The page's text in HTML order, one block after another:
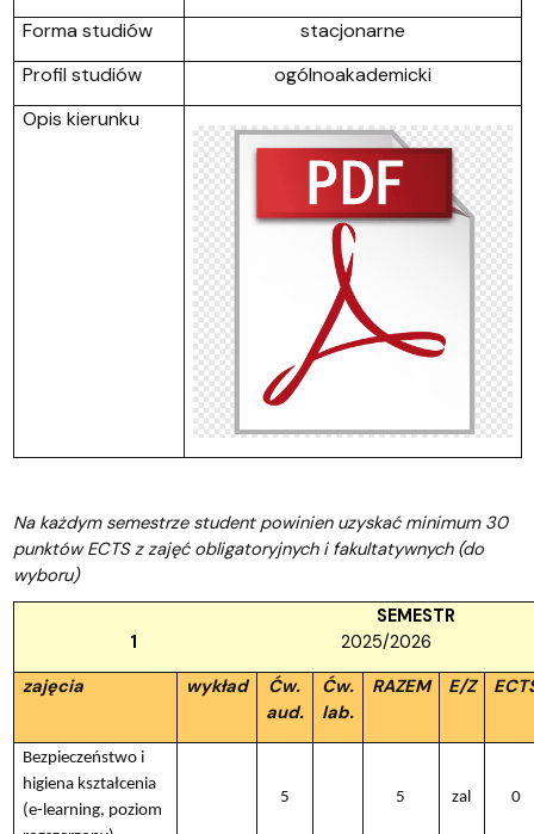
Forma studiów
stacjonarne
Profil studiów
ogólnoakademicki
Opis kierunku
Na każdym semestrze student powinien uzyskać minimum 30
punktów ECTS z zajęć obligatoryjnych i fakultatywnych (do
wyboru)
SEMESTR
1 2025/2026
zajęcia
wykład
Ćw.
aud.
Ćw.
lab.
RAZEM E/Z
Bezpieczeństwo i
higiena kształcenia
(e-learning, poziom
5 5 zal 0